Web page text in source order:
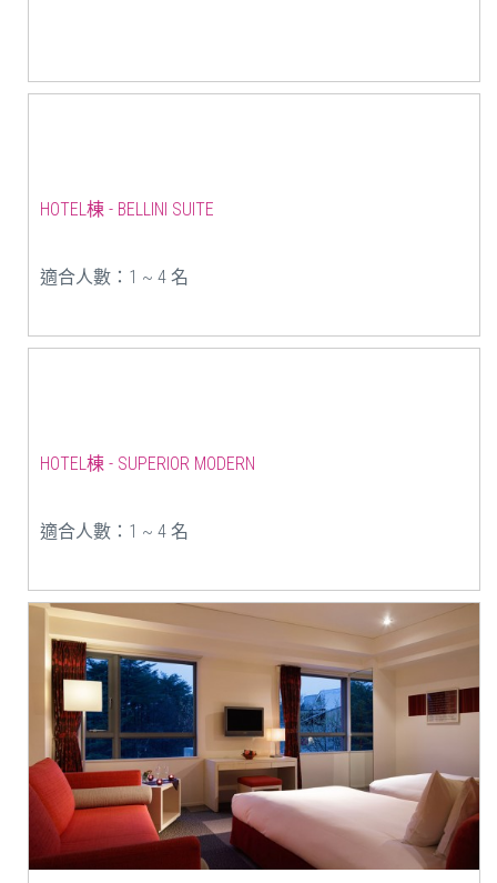
HOTEL棟 - BELLINI SUITE
適合人數：1 ~ 4 名
HOTEL棟 - SUPERIOR MODERN
適合人數：1 ~ 4 名